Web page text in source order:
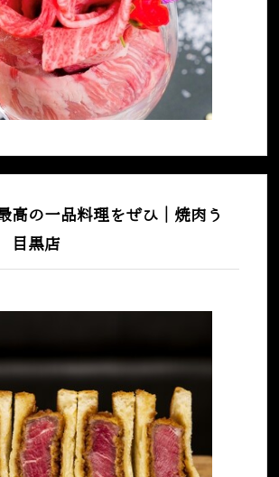
高の一品料理をぜひ｜焼肉う
目黒店